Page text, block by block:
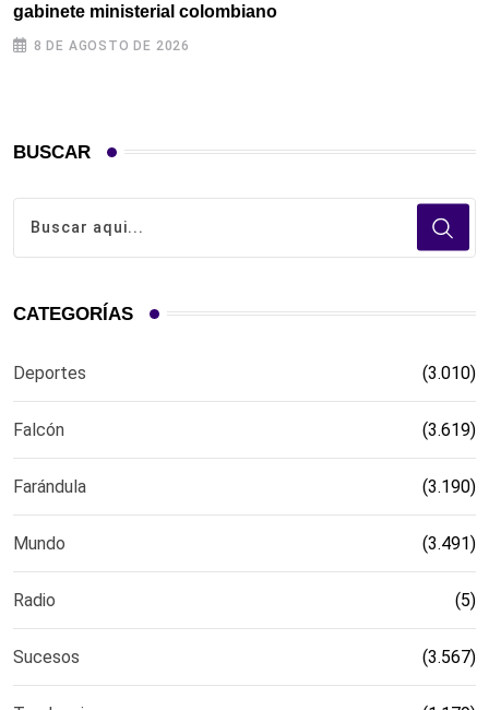
gabinete ministerial colombiano
8 DE AGOSTO DE 2026
BUSCAR
CATEGORÍAS
Deportes (3.010)
Falcón (3.619)
Farándula (3.190)
Mundo (3.491)
Radio (5)
Sucesos (3.567)